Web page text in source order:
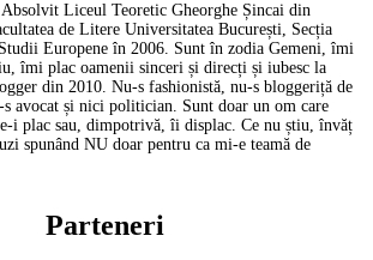
Liceul Teoretic Gheorghe Șincai din
de Litere Universitatea București, Secția
Europene în 2006. Sunt în zodia Gemeni, îmi
îmi plac oamenii sinceri și direcți și iubesc la
din 2010. Nu-s fashionistă, nu-s bloggeriță de
s avocat și nici politician. Sunt doar un om care
i plac sau, dimpotrivă, îi displac. Ce nu știu, învăț
spunând NU doar pentru ca mi-e teamă de
Parteneri